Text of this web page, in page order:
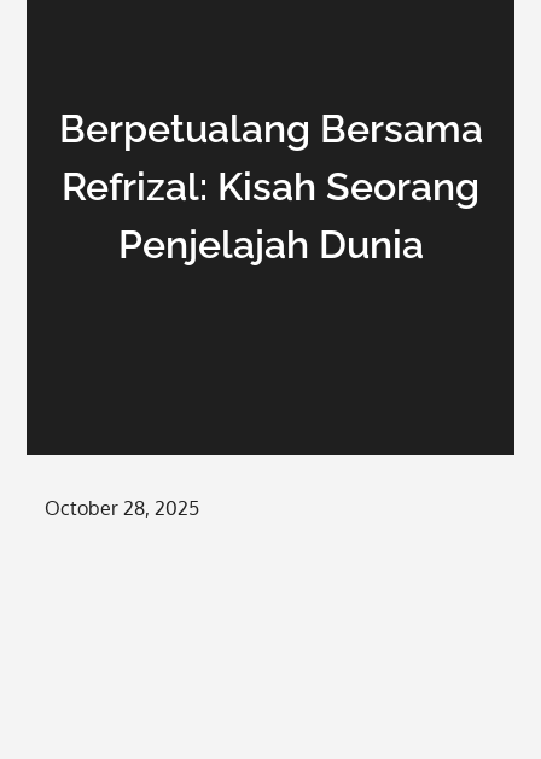
Berpetualang Bersama
Refrizal: Kisah Seorang
Penjelajah Dunia
Posted
October 28, 2025